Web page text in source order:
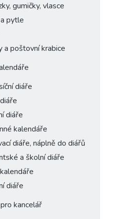
gumičky, vlasce
pytle
a poštovní krabice
diáře
diáře
kalendáře
diáře, náplně do diářů
a školní diáře
diáře
kancelář